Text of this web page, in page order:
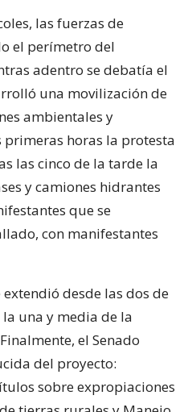
las fuerzas de
el perímetro del
adentro se debatía el
una movilización de
ambientales y
primeras horas la protesta
las cinco de la tarde la
y camiones hidrantes
que se
con manifestantes
extendió desde las dos de
una y media de la
el Senado
del proyecto:
sobre expropiaciones